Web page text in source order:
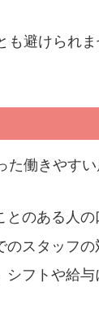
避けられ
働きやす
のある人
スタッフ
フトや給